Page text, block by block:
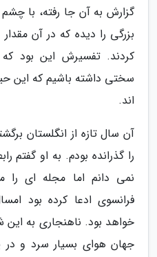
گزارش به آن جا رفته، با
بزرگی را دیده که در آن
کردند. تفسیرش این بود
سختی داشته باشیم که این
اند.
آن سال تازه از انگلستان
را گذرانده بودم. به او
نمی دانم اما مجله ای را
فرانسوی ادعا کرده بود
خواهد بود. ناهنجاری به
جهان هوای بسیار سرد و در